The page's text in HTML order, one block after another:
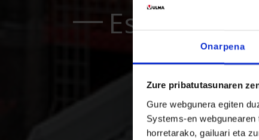
Onarpena
Zure pribatutasunaren
Gure webgunera egiten
Systems-en
horretarako, gailuari eta